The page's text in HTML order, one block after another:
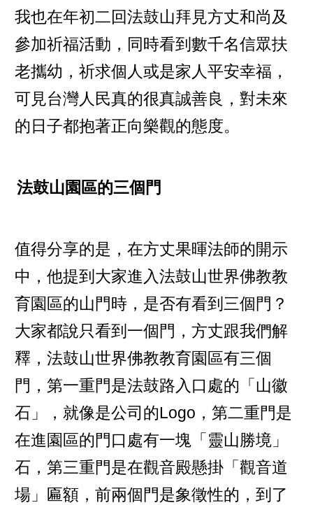
我也在年初二回法鼓山拜見方丈和尚及
參加祈福活動，同時看到數千名信眾扶
老攜幼，祈求個人或是家人平安幸福，
可見台灣人民真的很真誠善良，對未來
的日子都抱著正向樂觀的態度。
法鼓山園區的三個門
值得分享的是，在方丈果暉法師的開示
中，他提到大家進入法鼓山世界佛教教
育園區的山門時，是否有看到三個門？
大家都說只看到一個門，方丈跟我們解
釋，法鼓山世界佛教教育園區有三個
門，第一重門是法鼓路入口處的「山徽
石」，就像是公司的Logo，第二重門是
在進園區的門口處有一塊「靈山勝境」
石，第三重門是在觀音殿懸掛「觀音道
場」匾額，前兩個門是象徵性的，到了